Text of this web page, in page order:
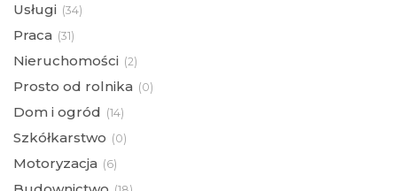
Usługi (34)
Praca (31)
Nieruchomości (2)
Prosto od rolnika (0)
Dom i ogród (14)
Szkółkarstwo (0)
Motoryzacja (6)